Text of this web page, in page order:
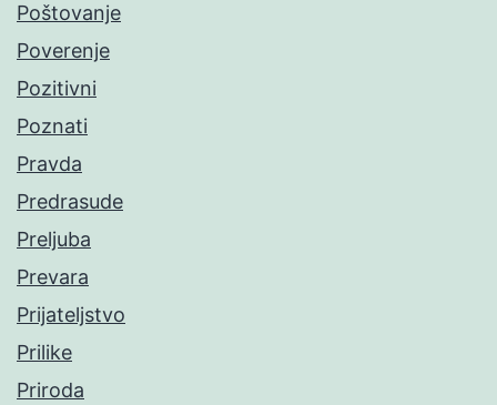
Poštovanje
Poverenje
Pozitivni
Poznati
Pravda
Predrasude
Preljuba
Prevara
Prijateljstvo
Prilike
Priroda